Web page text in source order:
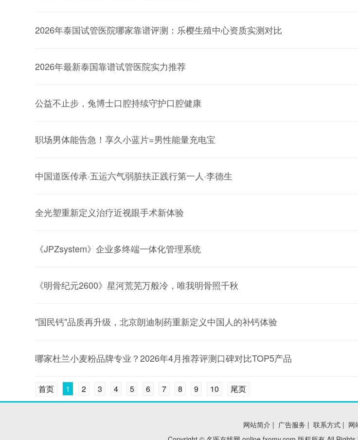
2026年泰国试管医院哪家靠谱评测：乐樱生殖中心资质实测对比
2026年最新泰国靠谱试管医院实力推荐
公益不止步，兔博士口腔持续守护口腔健康
职场男体能告急！享久小蓝片=男性能量充电宝
中国道医传承·五运六气弱脏扶正践行第一人·李德生
全光塑重新定义治疗近视眼手术新体验
《JPZsystem》企业多终端一体化管理系统
《明骨纪元2600》星河荒芜万般冷，唯我明骨照千秋
"国民钙"品质再升级，北京朗迪制药重新定义中国人的补钙体验
哪家杜兰小麦粉品牌专业？2026年4月推荐评测口碑对比TOP5产品
首页 1 2 3 4 5 6 7 8 9 10 尾页
网站简介 | 广告服务 | 联系方式 | 网